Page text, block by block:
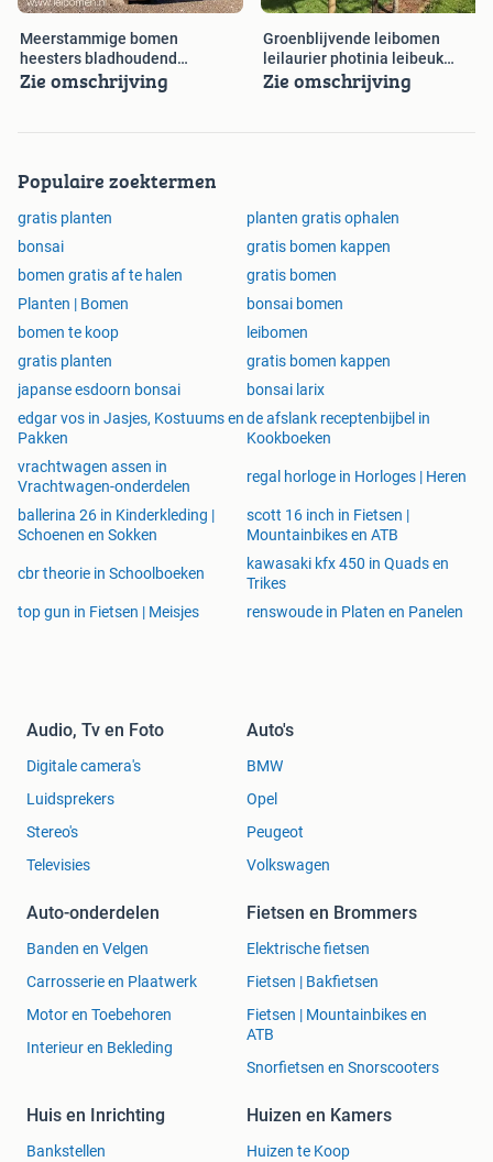
De Vossenberg
Kapelstraat 6a
4731 SP Oudenbosch
Meerstammige bomen
heesters bladhoudend
krentenboom struik
Zie omschrijving
Groenblijvende leibomen
leilaurier photinia leibeuk
leilinde
Zie omschrijving
Populaire zoektermen
gratis planten
planten gratis ophalen
bonsai
gratis bomen kappen
bomen gratis af te halen
gratis bomen
Planten | Bomen
bonsai bomen
bomen te koop
leibomen
gratis planten
gratis bomen kappen
japanse esdoorn bonsai
bonsai larix
edgar vos in Jasjes, Kostuums en
Pakken
de afslank receptenbijbel in
Kookboeken
vrachtwagen assen in
Vrachtwagen-onderdelen
regal horloge in Horloges | Heren
ballerina 26 in Kinderkleding |
Schoenen en Sokken
scott 16 inch in Fietsen |
Mountainbikes en ATB
cbr theorie in Schoolboeken
kawasaki kfx 450 in Quads en
Trikes
top gun in Fietsen | Meisjes
renswoude in Platen en Panelen
Audio, Tv en Foto
Digitale camera's
Luidsprekers
Stereo's
Televisies
Auto's
BMW
Opel
Peugeot
Volkswagen
Auto-onderdelen
Banden en Velgen
Carrosserie en Plaatwerk
Motor en Toebehoren
Interieur en Bekleding
Fietsen en Brommers
Elektrische fietsen
Fietsen | Bakfietsen
Fietsen | Mountainbikes en
ATB
Snorfietsen en Snorscooters
Huis en Inrichting
Bankstellen
Huizen en Kamers
Huizen te Koop